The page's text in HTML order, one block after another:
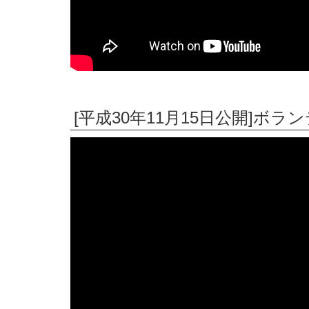
[平成30年11月15日公開]ボラ